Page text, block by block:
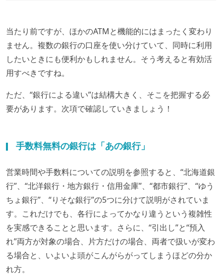
当たり前ですが、ほかのATMと機能的にはまったく変わり
ません。複数の銀行の口座を使い分けていて、同時に利用
したいときにも便利かもしれません。そう考えると有効活
用すべきですね。
ただ、“銀行による違い”は結構大きく、そこを把握する必
要があります。次項で確認していきましょう！
手数料無料の銀行は「あの銀行」
営業時間や手数料についての説明を参照すると、“北海道銀
行”、“北洋銀行・地方銀行・信用金庫”、“都市銀行”、“ゆう
ちょ銀行”、“りそな銀行”の5つに分けて説明がされていま
す。これだけでも、各行によってかなり違うという複雑性
を実感できることと思います。さらに、“引出し”と“預入
れ”両方が対象の場合、片方だけの場合、両者で扱いが変わ
る場合と、いよいよ頭がこんがらがってしまうほどの分か
れ方。